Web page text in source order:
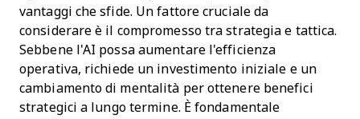
vantaggi che sfide. Un fattore cruciale da
considerare è il compromesso tra strategia e tattica.
Sebbene l'AI possa aumentare l'efficienza
operativa, richiede un investimento iniziale e un
cambiamento di mentalità per ottenere benefici
strategici a lungo termine. È fondamentale